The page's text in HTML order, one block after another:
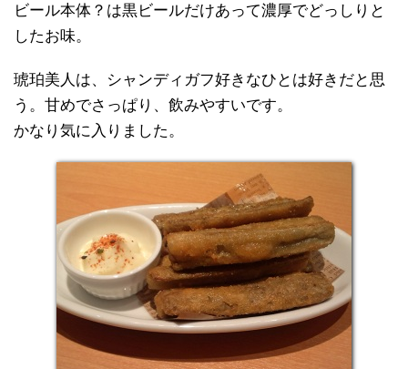
ビール本体？は黒ビールだけあって濃厚でどっしりと
したお味。
琥珀美人は、シャンディガフ好きなひとは好きだと思
う。甘めでさっぱり、飲みやすいです。
かなり気に入りました。